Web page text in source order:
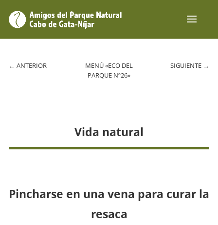
← ANTERIOR
MENÚ «ECO DEL
PARQUE Nº26»
SIGUIENTE →
Vida natural
Pincharse en una vena para curar la
resaca